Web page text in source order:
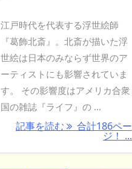
江戸時代を代表する浮世絵師
『葛飾北斎』。北斎が描いた浮
世絵は日本のみならず世界のア
ーティストにも影響されていま
す。 その影響度はアメリカ合衆
国の雑誌『ライフ』の ...
記事を読む 合計186ペー
ジ！ ...